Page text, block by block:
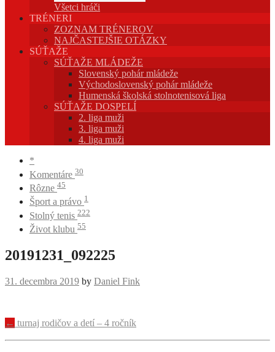
Všetci hráči
TRÉNERI
ZOZNAM TRÉNEROV
NAJČASTEJŠIE OTÁZKY
SÚŤAŽE
SÚŤAŽE MLÁDEŽE
Slovenský pohár mládeže
Východoslovenský pohár mládeže
Humenská školská stolnotenisová liga
SÚŤAŽE DOSPELÍ
2. liga muži
3. liga muži
4. liga muži
*
Komentáre 30
Rôzne 45
Šport a právo 1
Stolný tenis 222
Život klubu 55
20191231_092225
31. decembra 2019 by Daniel Fink
Navigácia
príspevku
← turnaj rodičov a detí – 4 ročník